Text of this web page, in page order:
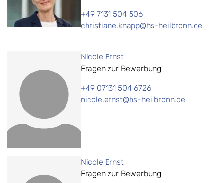
+49 7131 504 506
christiane.knapp@hs-heilbronn.de
Nicole Ernst
Fragen zur Bewerbung
+49 07131 504 6726
nicole.ernst@hs-heilbronn.de
Nicole Ernst
Fragen zur Bewerbung